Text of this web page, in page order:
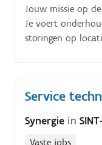
Jouw missie op
Je voert
storingen op
hierbij cruciaal.
Service
Synergie in
Vaste jobs